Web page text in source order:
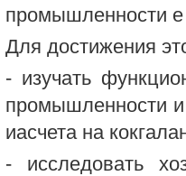
промышленности е
Для достижения
- изучать
промышленности и
иасчета на
- исследовать